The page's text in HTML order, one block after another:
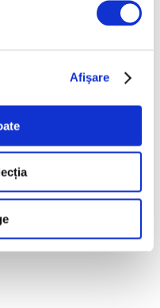
Afişare